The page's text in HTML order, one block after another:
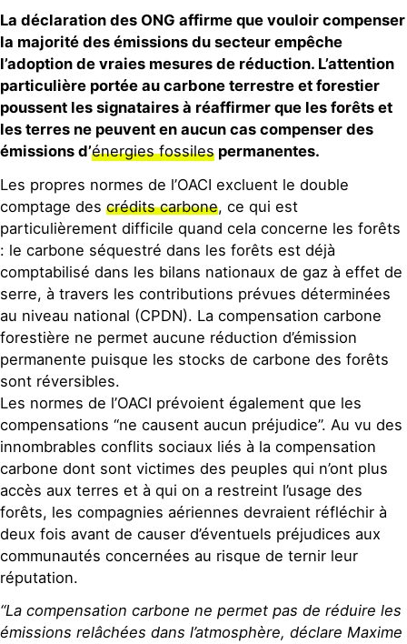
La déclaration des ONG affirme que vouloir compenser
la majorité des émissions du secteur empêche
l’adoption de vraies mesures de réduction. L’attention
particulière portée au carbone terrestre et forestier
poussent les signataires à réaffirmer que les forêts et
les terres ne peuvent en aucun cas compenser des
émissions d’énergies fossiles permanentes.
Les propres normes de l’OACI excluent le double
comptage des crédits carbone, ce qui est
particulièrement difficile quand cela concerne les forêts
: le carbone séquestré dans les forêts est déjà
comptabilisé dans les bilans nationaux de gaz à effet de
serre, à travers les contributions prévues déterminées
au niveau national (CPDN). La compensation carbone
forestière ne permet aucune réduction d’émission
permanente puisque les stocks de carbone des forêts
sont réversibles.
Les normes de l’OACI prévoient également que les
compensations “ne causent aucun préjudice”. Au vu des
innombrables conflits sociaux liés à la compensation
carbone dont sont victimes des peuples qui n’ont plus
accès aux terres et à qui on a restreint l’usage des
forêts, les compagnies aériennes devraient réfléchir à
deux fois avant de causer d’éventuels préjudices aux
communautés concernées au risque de ternir leur
réputation.
“La compensation carbone ne permet pas de réduire les
émissions relâchées dans l’atmosphère, déclare Maxime